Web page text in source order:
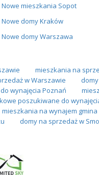
Nowe mieszkania Sopot
Nowe domy Kraków
Nowe domy Warszawa
mieszkania na
w Warszawie
wynajęcia Poznań
poszukiwane do
mieszkania na wynajem
domy na sprzedaż w